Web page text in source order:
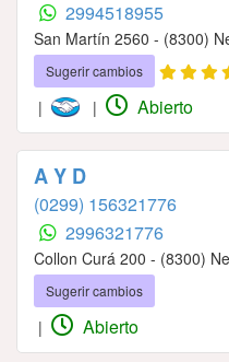
2994518955
San Martín 2560 - (8300)
Sugerir cambios
| | Abierto
A Y D
(0299) 156321776
2996321776
Collon Curá 200 - (8300)
Sugerir cambios
| Abierto